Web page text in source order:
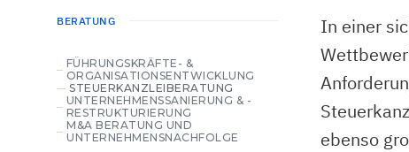
BERATUNG
FÜHRUNGSKRÄFTE- &
ORGANISATIONSENTWICKLUNG
STEUERKANZLEIBERATUNG
UNTERNEHMENSSANIERUNG & -
RESTRUKTURIERUNG
M&A BERATUNG UND
UNTERNEHMENSNACHFOLGE
In einer
ebenso